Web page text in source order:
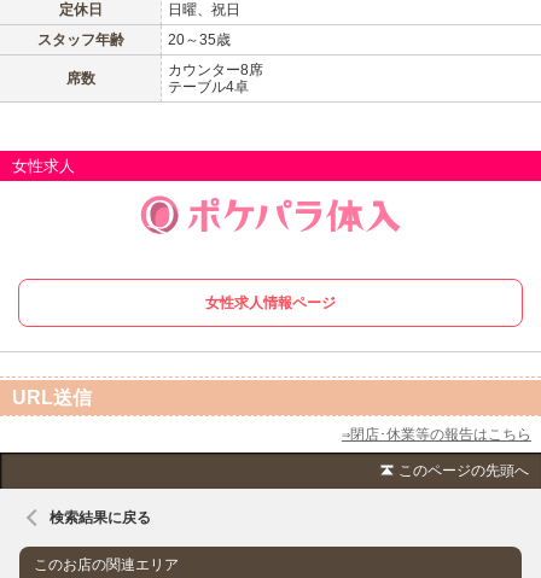
定休日
日曜、祝日
スタッフ年齢
20～35歳
席数
カウンター8席
テーブル4卓
女性求人
女性求人情報ページ
URL送信
⇒閉店･休業等の報告はこちら
このページの先頭へ
検索結果に戻る
このお店の関連エリア
新規会員登録
中四国 九州
沖縄